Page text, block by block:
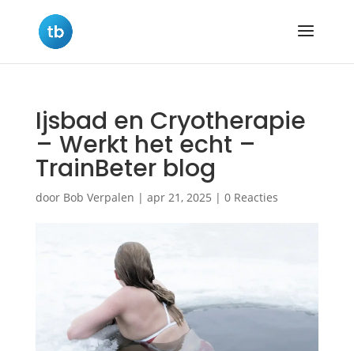
Ijsbad en Cryotherapie
– Werkt het echt –
TrainBeter blog
door Bob Verpalen | apr 21, 2025 | 0 Reacties